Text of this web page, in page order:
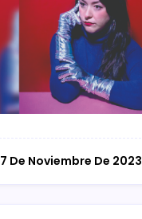
7 De Noviembre De 2023